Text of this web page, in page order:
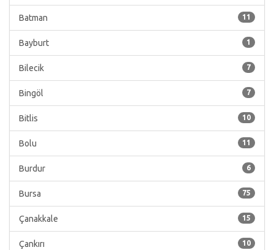
11
Batman
1
Bayburt
7
Bilecik
7
Bingöl
10
Bitlis
11
Bolu
6
Burdur
75
Bursa
15
Çanakkale
10
Çankırı